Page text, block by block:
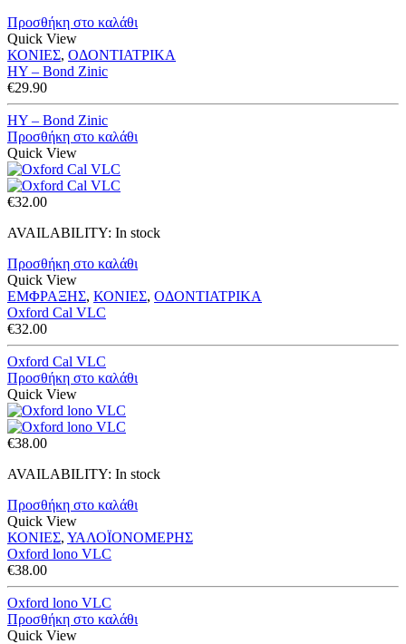
Προσθήκη στο καλάθι
Quick View
ΚΟΝΙΕΣ, ΟΔΟΝΤΙΑΤΡΙΚΑ
HY – Bond Zinic
€29.90
HY – Bond Zinic
Προσθήκη στο καλάθι
Quick View
€32.00
AVAILABILITY: In stock
Προσθήκη στο καλάθι
Quick View
ΕΜΦΡΑΞΗΣ, ΚΟΝΙΕΣ, ΟΔΟΝΤΙΑΤΡΙΚΑ
Oxford Cal VLC
€32.00
Oxford Cal VLC
Προσθήκη στο καλάθι
Quick View
€38.00
AVAILABILITY: In stock
Προσθήκη στο καλάθι
Quick View
ΚΟΝΙΕΣ, ΥΑΛΟΪΟΝΟΜΕΡΗΣ
Oxford lono VLC
€38.00
Oxford lono VLC
Προσθήκη στο καλάθι
Quick View